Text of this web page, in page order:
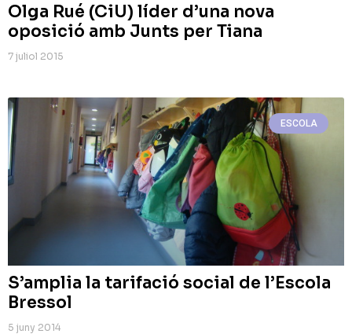
Olga Rué (CiU) líder d’una nova
oposició amb Junts per Tiana
7 juliol 2015
ESCOLA
S’amplia la tarifació social de l’Escola
Bressol
5 juny 2014